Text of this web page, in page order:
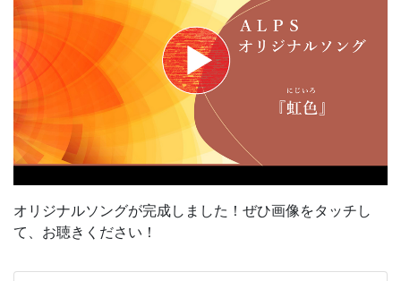
オリジナルソングが完成しました！ぜひ画像をタッチし
て、お聴きください！